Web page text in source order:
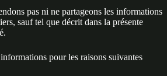
pas ni ne partageons les informations
sauf tel que décrit dans la présente
pour les raisons suivantes